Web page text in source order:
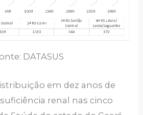
DATASUS
em dez anos de
renal nas cinco